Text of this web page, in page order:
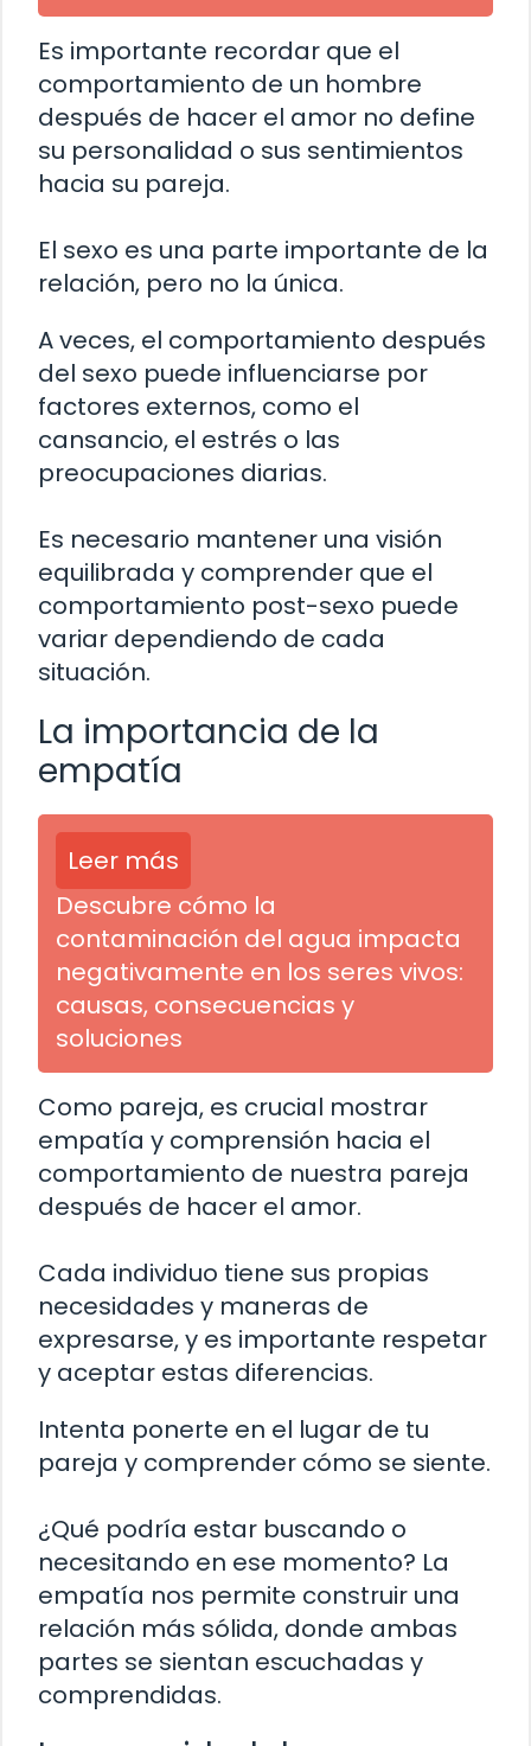
Es importante recordar que el
comportamiento de un hombre
después de hacer el amor no define
su personalidad o sus sentimientos
hacia su pareja.
El sexo es una parte importante de la
relación, pero no la única.
A veces, el comportamiento después
del sexo puede influenciarse por
factores externos, como el
cansancio, el estrés o las
preocupaciones diarias.
Es necesario mantener una visión
equilibrada y comprender que el
comportamiento post-sexo puede
variar dependiendo de cada
situación.
La importancia de la
empatía
Leer más
Descubre cómo la
contaminación del agua impacta
negativamente en los seres vivos:
causas, consecuencias y
soluciones
Como pareja, es crucial mostrar
empatía y comprensión hacia el
comportamiento de nuestra pareja
después de hacer el amor.
Cada individuo tiene sus propias
necesidades y maneras de
expresarse, y es importante respetar
y aceptar estas diferencias.
Intenta ponerte en el lugar de tu
pareja y comprender cómo se siente.
¿Qué podría estar buscando o
necesitando en ese momento? La
empatía nos permite construir una
relación más sólida, donde ambas
partes se sientan escuchadas y
comprendidas.